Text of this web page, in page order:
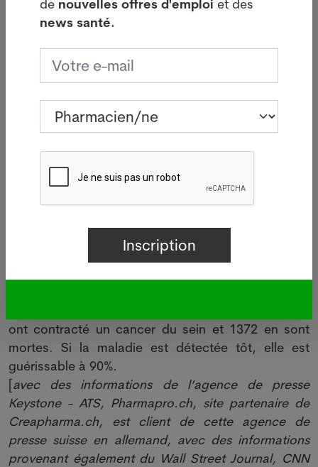
mammographies, comme le relève le site internet
groupe de personnes basée aux Etats-Unis a été
réduit de 5,7 % et de 1,2 % dans le groupe basé en
négatifs dont les résultats sont considérés à tort
comme normaux a été réduit de 9,4 % dans le
toutefois pas encore disponible sur le marché,
comme la première cause de décès chez les
femmes de 40 à 50 ans. On estime que 627’000
ont contracté un cancer du sein et 1372 en sont
mortes. Si la maladie est détectée tôt, elle est
guérissable à 90%.
[avec des informations de l’agence de presse
Keystone - ATS, Pharmapro.ch, site partenaire de
Creapharma.ch, est client de cette agence de
presse suisse en allemand, avec des informations
provenant également du Wall Street Journal, CNN
de nouvelles offres d'emploi et des
news santé.